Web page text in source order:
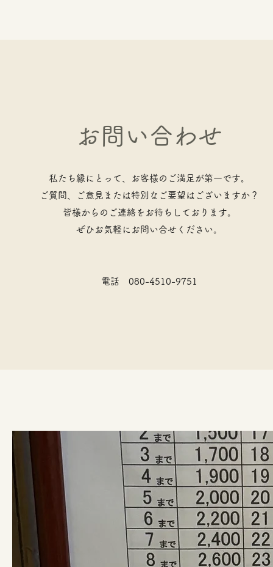
お問い合わせ
私たち縁にとって、お客様のご満足が第一です。
ご質問、ご意見または特別なご要望はございますか？
皆様からのご連絡をお待ちしております。
ぜひお気軽にお問い合せください。
電話 080-4510-9751